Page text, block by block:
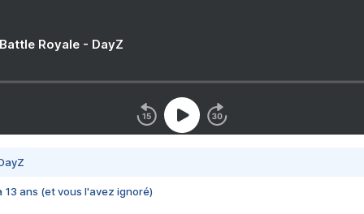
Royale - DayZ
13 ans (et vous l'avez ignoré)